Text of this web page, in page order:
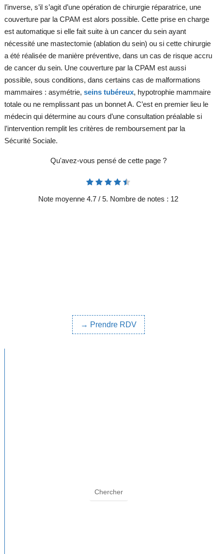
l’inverse, s’il s’agit d’une opération de chirurgie réparatrice, une
couverture par la CPAM est alors possible. Cette prise en charge
est automatique si elle fait suite à un cancer du sein ayant
nécessité une mastectomie (ablation du sein) ou si cette chirurgie
a été réalisée de manière préventive, dans un cas de risque accru
de cancer du sein. Une couverture par la CPAM est aussi
possible, sous conditions, dans certains cas de malformations
mammaires : asymétrie, seins tubéreux, hypotrophie mammaire
totale ou ne remplissant pas un bonnet A. C’est en premier lieu le
médecin qui détermine au cours d’une consultation préalable si
l’intervention remplit les critères de remboursement par la
Sécurité Sociale.
Qu'avez-vous pensé de cette page ?
Note moyenne4.7 / 5. Nombre de notes : 12
→ Prendre RDV